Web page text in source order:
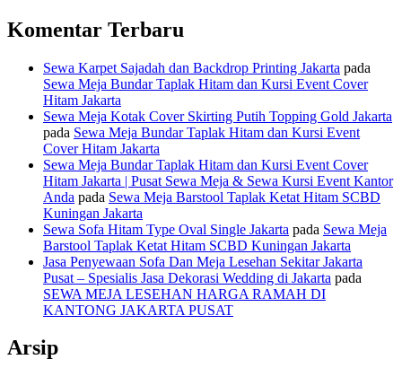
Komentar Terbaru
Sewa Karpet Sajadah dan Backdrop Printing Jakarta pada
Sewa Meja Bundar Taplak Hitam dan Kursi Event Cover
Hitam Jakarta
Sewa Meja Kotak Cover Skirting Putih Topping Gold Jakarta
pada Sewa Meja Bundar Taplak Hitam dan Kursi Event
Cover Hitam Jakarta
Sewa Meja Bundar Taplak Hitam dan Kursi Event Cover
Hitam Jakarta | Pusat Sewa Meja & Sewa Kursi Event Kantor
Anda pada Sewa Meja Barstool Taplak Ketat Hitam SCBD
Kuningan Jakarta
Sewa Sofa Hitam Type Oval Single Jakarta pada Sewa Meja
Barstool Taplak Ketat Hitam SCBD Kuningan Jakarta
Jasa Penyewaan Sofa Dan Meja Lesehan Sekitar Jakarta
Pusat – Spesialis Jasa Dekorasi Wedding di Jakarta pada
SEWA MEJA LESEHAN HARGA RAMAH DI
KANTONG JAKARTA PUSAT
Arsip